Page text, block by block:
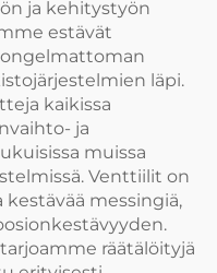
ja kehitystyön
estävät
läpi.
kaikissa
ja
muissa
Venttiilit on
messingiä,
räätälöityjä